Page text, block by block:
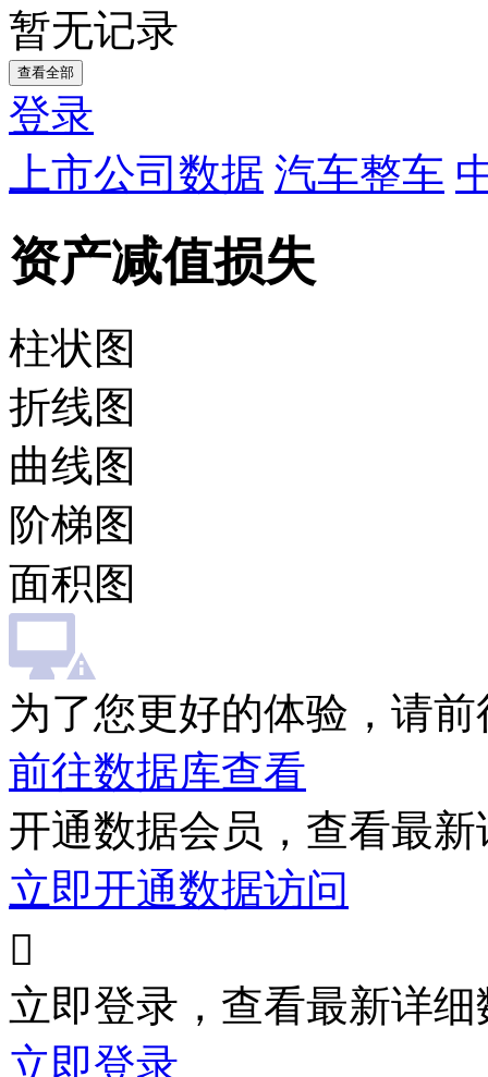
暂无记录
查看全部
登录
上市公司数据 汽车整车
资产减值损失
柱状图
折线图
曲线图
阶梯图
面积图
为了您更好的体验，请
前往数据库查看
开通数据会员，查看最
立即开通数据访问

立即登录，查看最新详细
立即登录